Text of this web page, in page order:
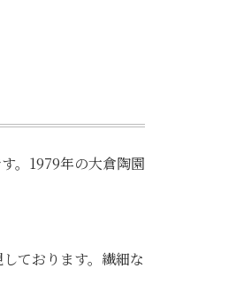
。1979年の大倉陶園
ております。繊細な